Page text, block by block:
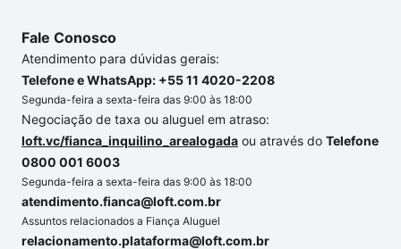
Fale Conosco
Atendimento para dúvidas gerais:
Telefone e WhatsApp: +55 11 4020-2208
Segunda-feira a sexta-feira das 9:00 às 18:00
Negociação de taxa ou aluguel em atraso:
loft.vc/fianca_inquilino_arealogada ou através do Telefone
0800 001 6003
Segunda-feira a sexta-feira das 9:00 às 18:00
atendimento.fianca@loft.com.br
Assuntos relacionados a Fiança Aluguel
relacionamento.plataforma@loft.com.br